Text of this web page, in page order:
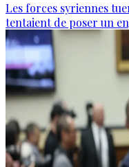
Les forces syriennes
tentaient de poser un